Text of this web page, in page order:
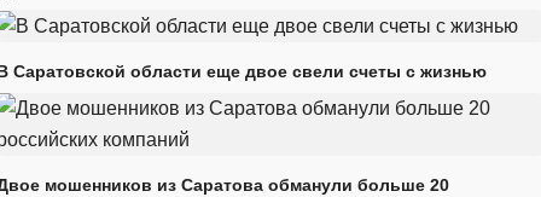
Саратовской области еще двое свели счеты с жизнью
мошенников из Саратова обманули больше 20